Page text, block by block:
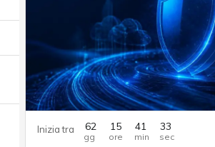
Inizia tra 62 15 41 32